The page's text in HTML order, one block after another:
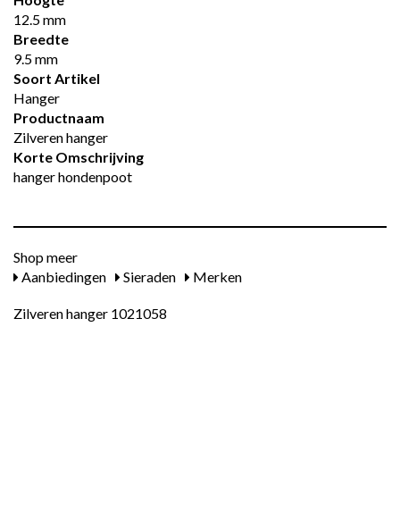
12.5 mm
Breedte
9.5 mm
Soort Artikel
Hanger
Productnaam
Zilveren hanger
Korte Omschrijving
hanger hondenpoot
Shop meer
Aanbiedingen
Sieraden Merken
Zilveren hanger 1021058